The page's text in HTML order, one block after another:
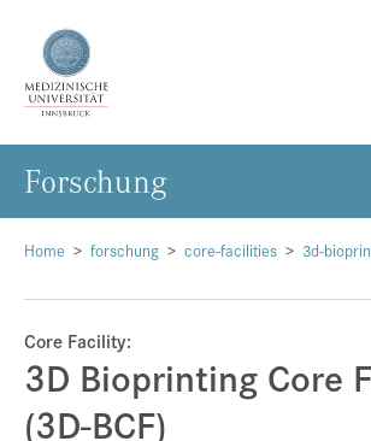
Forschung
Studium & Lehre
Krankenversorgung
Über uns
Home forschung core-facilities 3d-
Core Facility:
3D Bioprinting Core
(3D-BCF)
For­schung